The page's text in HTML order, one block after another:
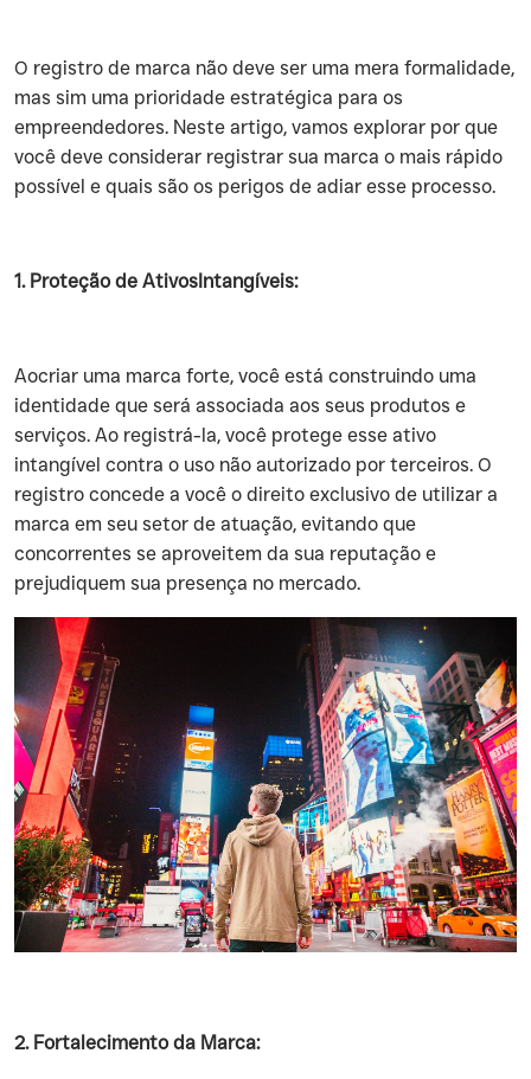
‍O registro de marca não deve ser uma mera formalidade,
mas sim uma prioridade estratégica para os
empreendedores. Neste artigo, vamos explorar por que
você deve considerar registrar sua marca o mais rápido
possível e quais são os perigos de adiar esse processo.
1. Proteção de AtivosIntangíveis:
‍Aocriar uma marca forte, você está construindo uma
identidade que será associada aos seus produtos e
serviços. Ao registrá-la, você protege esse ativo
intangível contra o uso não autorizado por terceiros. O
registro concede a você o direito exclusivo de utilizar a
marca em seu setor de atuação, evitando que
concorrentes se aproveitem da sua reputação e
prejudiquem sua presença no mercado.
2. Fortalecimento da Marca: